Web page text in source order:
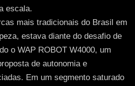
escala.
mais tradicionais do Brasil em
estava diante do desafio de
o WAP ROBOT W4000, um
de autonomia e
Em um segmento saturado